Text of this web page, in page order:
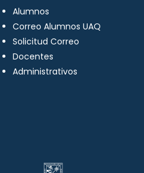
Alumnos
Correo Alumnos UAQ
Solicitud Correo
Docentes
Administrativos